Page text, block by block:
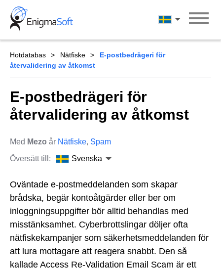
Skip
content
Svenska
Hotdatabas Nätfiske
E-postbedrägeri för
återvalidering av åtkomst
E-postbedrägeri för
återvalidering av åtkomst
Med Mezo år Nätfiske, Spam
Översätt till:
Svenska
Oväntade e-postmeddelanden som skapar
brådska, begär kontoåtgärder eller ber om
inloggningsuppgifter bör alltid behandlas med
misstänksamhet. Cyberbrottslingar döljer ofta
nätfiskekampanjer som säkerhetsmeddelanden för
att lura mottagare att reagera snabbt. Den så
kallade Access Re-Validation Email Scam är ett